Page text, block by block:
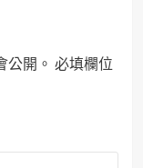
公開。 必填欄位